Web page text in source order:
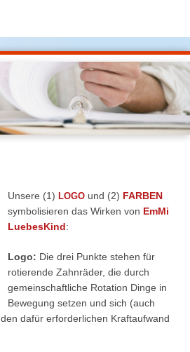
Unsere (1) LOGO und (2) FARBEN
symbolisieren das Wirken von EmMi
LuebesKind:
Logo: Die drei Punkte stehen für
rotierende Zahnräder, die durch
gemeinschaftliche Rotation Dinge in
Bewegung setzen und sich (auch
den dafür erforderlichen Kraftaufwand